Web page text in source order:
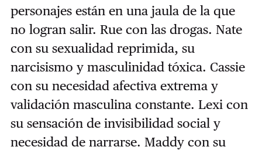
personajes están en una jaula de la que
no logran salir. Rue con las drogas. Nate
con su sexualidad reprimida, su
narcisismo y masculinidad tóxica. Cassie
con su necesidad afectiva extrema y
validación masculina constante. Lexi con
su sensación de invisibilidad social y
necesidad de narrarse. Maddy con su